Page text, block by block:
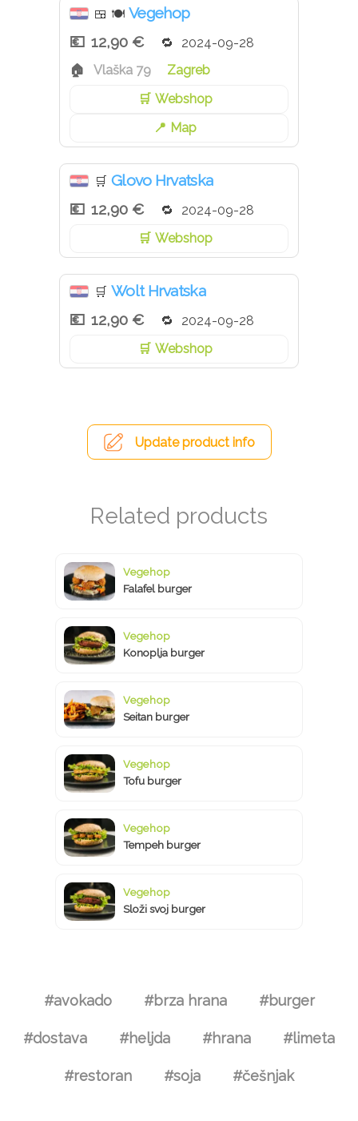
🍱 🍽 Vegehop
12,90 €
2024-09-28
Vlaška 79
Zagreb
Webshop
Map
🛒 Glovo Hrvatska
12,90 €
2024-09-28
Webshop
🛒 Wolt Hrvatska
12,90 €
2024-09-28
Webshop
Update product info
Vegehop
Falafel burger
Vegehop
Konoplja burger
Vegehop
Seitan burger
Vegehop
Tofu burger
Vegehop
Tempeh burger
Vegehop
Složi svoj burger
#avokado #brza hrana #burger
#dostava #heljda #hrana #limeta
#restoran #soja #češnjak